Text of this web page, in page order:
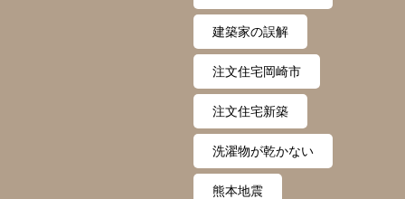
建築家の誤解
注文住宅岡崎市
注文住宅新築
洗濯物が乾かない
熊本地震